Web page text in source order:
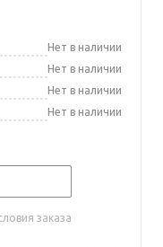
Нет в наличии
Нет в наличии
Нет в наличии
Нет в наличии
заказа